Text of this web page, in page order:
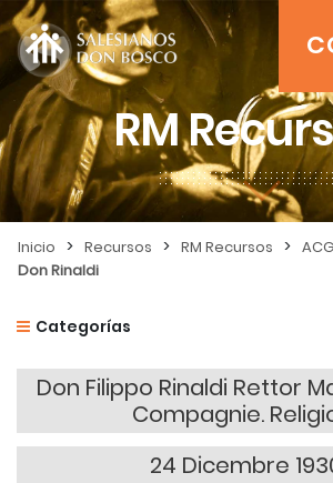
RM
Inicio > Recursos > RM Recursos >
Don Rinaldi
Categorías
Don Filippo Rinaldi Rettor
Compagnie.
24 Dicembre